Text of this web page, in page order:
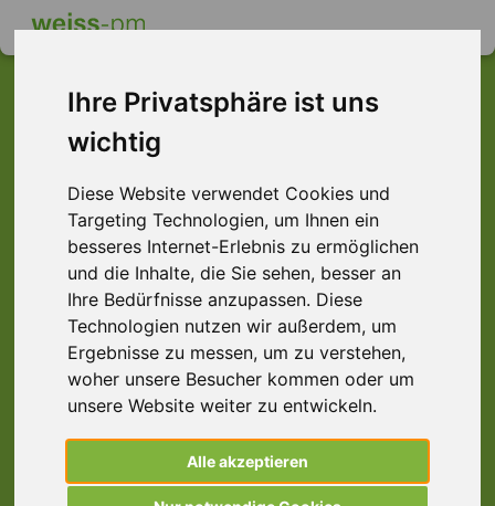
Ihre Privatsphäre ist uns
wichtig
Diese Website verwendet Cookies und
Targeting Technologien, um Ihnen ein
besseres Internet-Erlebnis zu ermöglichen
und die Inhalte, die Sie sehen, besser an
Ihre Bedürfnisse anzupassen. Diese
Technologien nutzen wir außerdem, um
Ergebnisse zu messen, um zu verstehen,
woher unsere Besucher kommen oder um
unsere Website weiter zu entwickeln.
Alle akzeptieren
Dieser Job ist leider
nicht mehr verfügbar ...
... aber vielleicht ist hier etwas dabei:
Werkzeugmacher (m/w/d) Maschinenbau,
nahe Würzburg